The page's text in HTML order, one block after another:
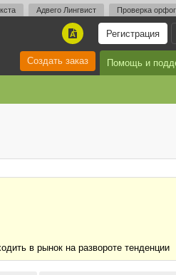
Адвего Лингвист Проверка
Регистрация
A
Помощь и
Создать заказ
в рынок на развороте тенденции